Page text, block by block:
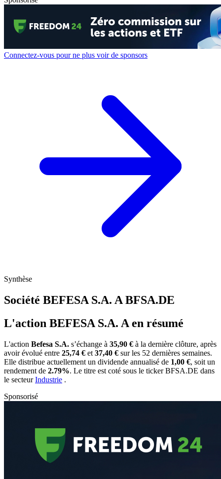
Connectez-vous pour ne plus voir de sponsors
Synthèse
Société BEFESA S.A. A BFSA.DE
L'action BEFESA S.A. A en résumé
L'action Befesa S.A. s’échange à 35,90 € à la dernière clôture, après
avoir évolué entre 25,74 € et 37,40 € sur les 52 dernières semaines.
Elle distribue actuellement un dividende annualisé de 1,00 €, soit un
rendement de 2.79%. Le titre est coté sous le tickerBFSA.DE dans
le secteurIndustrie .
Sponsorisé